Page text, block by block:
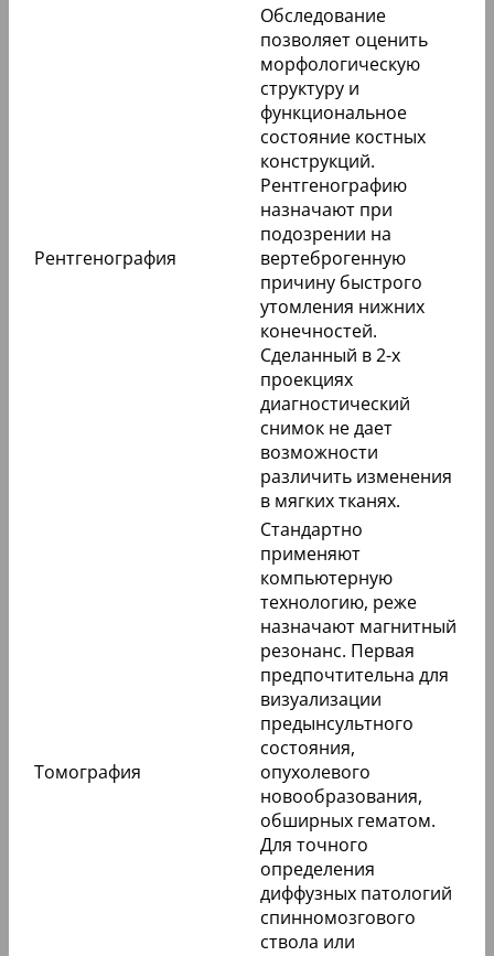
Рентгенография
Обследование
позволяет оценить
морфологическую
структуру и
функциональное
состояние костных
конструкций.
Рентгенографию
назначают при
подозрении на
вертеброгенную
причину быстрого
утомления нижних
конечностей.
Сделанный в 2-х
проекциях
диагностический
снимок не дает
возможности
различить изменения
в мягких тканях.
Томография
Стандартно
применяют
компьютерную
технологию, реже
назначают магнитный
резонанс. Первая
предпочтительна для
визуализации
предынсультного
состояния,
опухолевого
новообразования,
обширных гематом.
Для точного
определения
диффузных патологий
спинномозгового
ствола или